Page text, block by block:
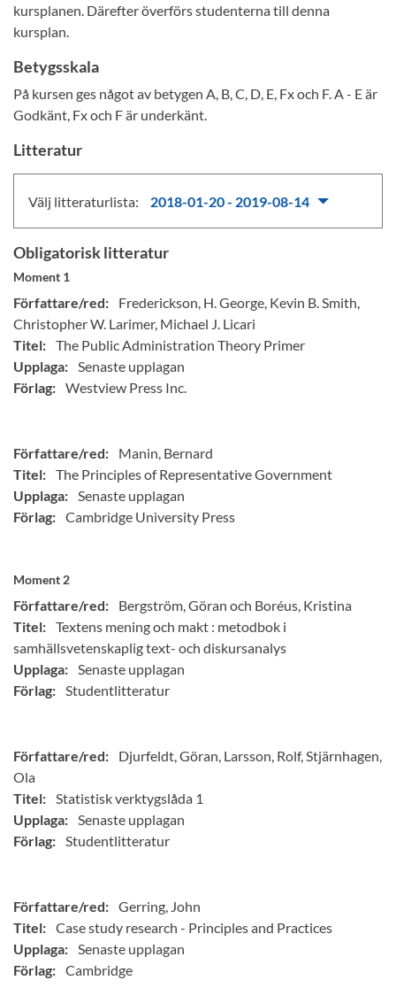
kursplanen. Därefter överförs studenterna till denna
kursplan.
Betygsskala
På kursen ges något av betygen A, B, C, D, E, Fx och F. A - E är
Godkänt, Fx och F är underkänt.
Litteratur
Välj litteraturlista: 2018-01-20 - 2019-08-14
Obligatorisk litteratur
Moment 1
Författare/red:
Frederickson, H. George, Kevin B. Smith,
Christopher W. Larimer, Michael J. Licari
Titel: The Public Administration Theory Primer
Upplaga: Senaste upplagan
Förlag: Westview Press Inc.
Författare/red:
Manin, Bernard
Titel: The Principles of Representative Government
Upplaga: Senaste upplagan
Förlag: Cambridge University Press
Moment 2
Författare/red:
Bergström, Göran och Boréus, Kristina
Titel: Textens mening och makt : metodbok i
samhällsvetenskaplig text- och diskursanalys
Upplaga: Senaste upplagan
Förlag: Studentlitteratur
Författare/red:
Djurfeldt, Göran, Larsson, Rolf, Stjärnhagen,
Ola
Titel: Statistisk verktygslåda 1
Upplaga: Senaste upplagan
Förlag: Studentlitteratur
Författare/red: Gerring, John
Titel: Case study research - Principles and Practices
Upplaga: Senaste upplagan
Förlag: Cambridge